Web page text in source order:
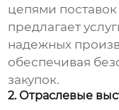
цепями поставок
предлагает
надежных
обеспечивая
закупок.
2. Отраслевые